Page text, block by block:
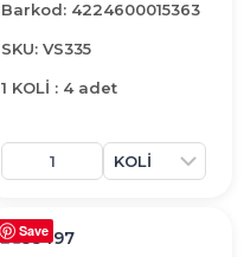
Barkod: 4224600015363
SKU: VS335
1 KOLİ : 4 adet
Save